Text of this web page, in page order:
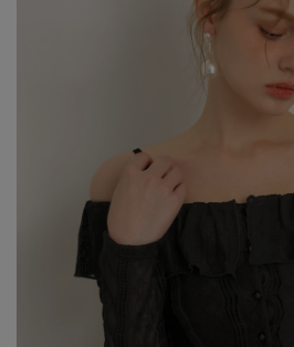
腰圍Waist：60cm／臀圍hips：91cm
試穿報告：模特兒穿著S號
身高172cm／胸圍Bust：80cm
腰圍Waist：60cm／臀圍hips：89cm
試穿報告：模特兒穿著S號